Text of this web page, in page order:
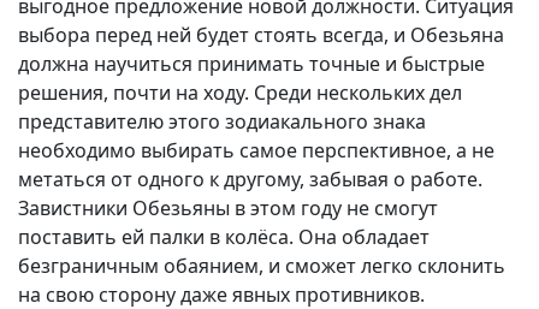
выгодное предложение новой должности. Ситуация
выбора перед ней будет стоять всегда, и Обезьяна
должна научиться принимать точные и быстрые
решения, почти на ходу. Среди нескольких дел
представителю этого зодиакального знака
необходимо выбирать самое перспективное, а не
метаться от одного к другому, забывая о работе.
Завистники Обезьяны в этом году не смогут
поставить ей палки в колёса. Она обладает
безграничным обаянием, и сможет легко склонить
на свою сторону даже явных противников.